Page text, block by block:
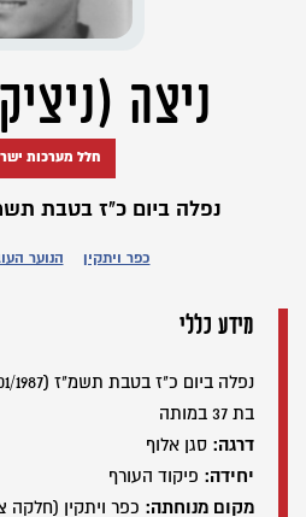
ניצה
חלל מערכות
נפלה ביום כ"ז בטבת תשמ"ז (28/
כפר ויתקין הנוער
מידע כללי
נפלה ביום כ"ז בטבת תשמ"ז (28/01/1987)
בת 37 במותה
דרגה: סגן אלוף
יחידה: פיקוד העורף
מקום מנוחתה: כפר ויתקין (חלקה